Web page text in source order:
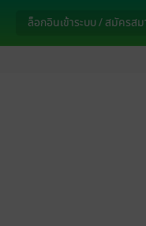
ล็อกอินเข้าระบบ / สมัครส